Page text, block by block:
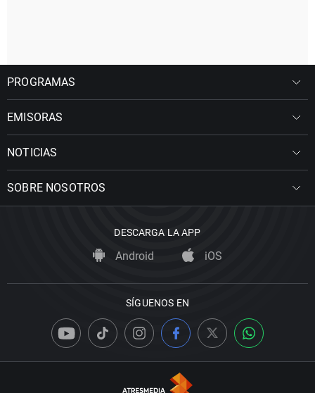
PROGRAMAS
EMISORAS
NOTICIAS
SOBRE NOSOTROS
DESCARGA LA APP
Android iOS
SÍGUENOS EN